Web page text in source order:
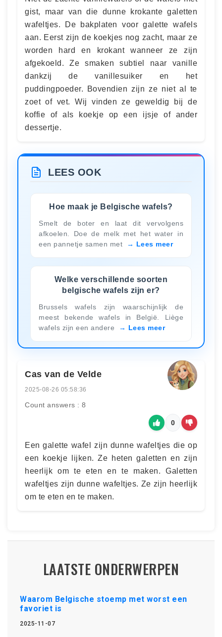
gist, maar van die dunne krokante galetten
wafeltjes. De bakplaten voor galette wafels
aan. Eerst zijn de koekjes nog zacht, maar ze
worden hard en krokant wanneer ze zijn
afgekoeld. Ze smaken subtiel naar vanille
dankzij de vanillesuiker en het
puddingpoeder. Bovendien zijn ze niet al te
zoet of vet. Wij vinden ze geweldig bij de
koffie of als koekje op een ijsje of ander
dessertje.
LEES OOK
Hoe maak je Belgische wafels?
Smelt de boter en laat dit vervolgens
afkoelen. Doe de melk met het water in
een pannetje samen met
Lees meer
Welke verschillende soorten
belgische wafels zijn er?
Brussels wafels zijn waarschijnlijk de
meest bekende wafels in België. Liège
wafels zijn een andere
Lees meer
Cas van de Velde
2025-08-26 05:58:36
Count answers : 8
0
Een galette wafel zijn dunne wafeltjes die op
een koekje lijken. Ze heten galetten en zijn
heerlijk om te eten en te maken. Galetten
wafeltjes zijn dunne wafeltjes. Ze zijn heerlijk
om te eten en te maken.
LAATSTE ONDERWERPEN
Waarom Belgische stoemp met worst een
favoriet is
2025-11-07